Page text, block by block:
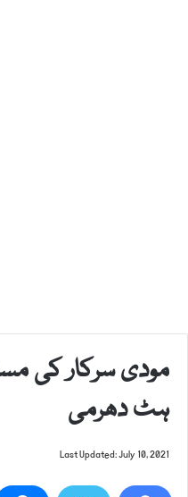
مودی سرکار کی
ہٹ دھرمی
Last Updated: July 10, 2021